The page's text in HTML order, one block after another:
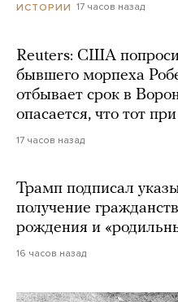
ИСТОРИИ 17 часов назад
Reuters: США
бывшего морпеха
отбывает срок в
опасается, что тот
17 часов назад
Трамп подписал
получение
рождения и
16 часов назад